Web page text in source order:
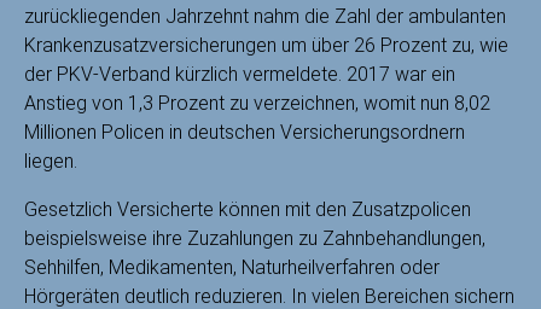
zurückliegenden Jahrzehnt nahm die Zahl der ambulanten
Krankenzusatzversicherungen um über 26 Prozent zu, wie
der PKV-Verband kürzlich vermeldete. 2017 war ein
Anstieg von 1,3 Prozent zu verzeichnen, womit nun 8,02
Millionen Policen in deutschen Versicherungsordnern
liegen.
Gesetzlich Versicherte können mit den Zusatzpolicen
beispielsweise ihre Zuzahlungen zu Zahnbehandlungen,
Sehhilfen, Medikamenten, Naturheilverfahren oder
Hörgeräten deutlich reduzieren. In vielen Bereichen sichern